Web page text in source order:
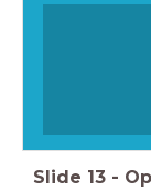
Slide 13 -